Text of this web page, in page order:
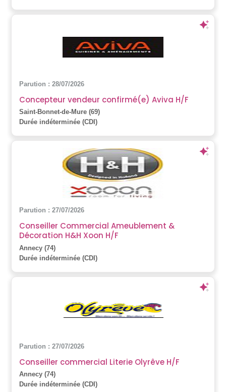
Parution : 28/07/2026
Concepteur vendeur confirmé(e) Aviva H/F
Saint-Bonnet-de-Mure (69)
Durée indéterminée (CDI)
Parution : 27/07/2026
Conseiller Commercial Ameublement &
Décoration H&H Xoon H/F
Annecy (74)
Durée indéterminée (CDI)
Parution : 27/07/2026
Conseiller commercial Literie Olyrêve H/F
Annecy (74)
Durée indéterminée (CDI)